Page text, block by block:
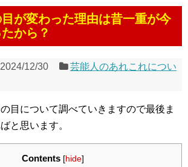
が変わった理由は昔一重が今
から？
2024/12/30
芸能人のあれこれについ
目について調べていきますので最後ま
と思います。
Contents [hide]